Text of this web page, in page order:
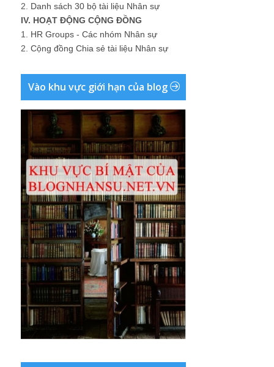
2. Danh sách 30 bộ tài liệu Nhân sự
IV. HOẠT ĐỘNG CỘNG ĐỒNG
1. HR Groups - Các nhóm Nhân sự
2. Cộng đồng Chia sẻ tài liệu Nhân sự
Vào khu vực giới hạn của blog